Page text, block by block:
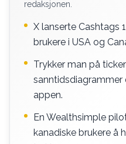
redaksjonen.
X lanserte Cashtags
brukere i USA og
Trykker man på
appen.
En Wealthsimple
kanadiske brukere å